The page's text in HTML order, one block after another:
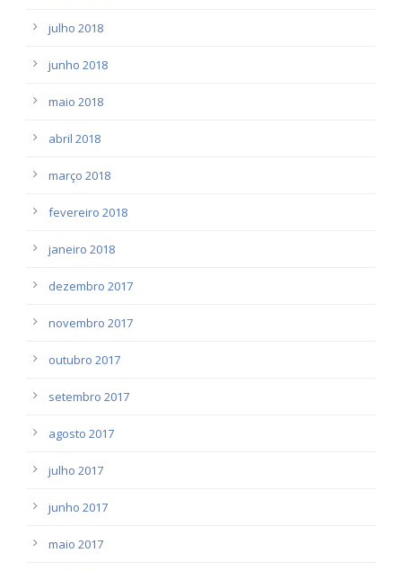
julho 2018
junho 2018
maio 2018
abril 2018
março 2018
fevereiro 2018
janeiro 2018
dezembro 2017
novembro 2017
outubro 2017
setembro 2017
agosto 2017
julho 2017
junho 2017
maio 2017